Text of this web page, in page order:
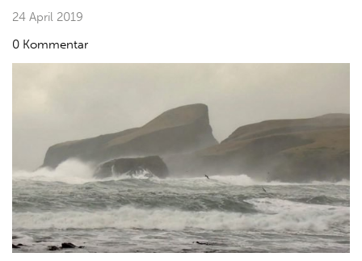
24 April 2019
0 Kommentar